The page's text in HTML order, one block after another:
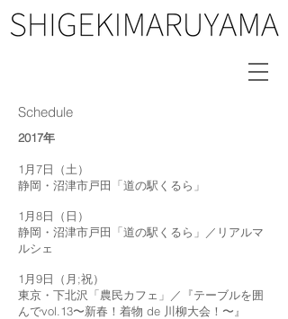
Schedule
2017年
1月7日（土）
静岡・沼津市戸田「道の駅くるら」
1月8日（日）
静岡・沼津市戸田「道の駅くるら」／リアルマ
ルシェ
1月9日（月;祝）
東京・下北沢「農民カフェ」／『テーブルを囲
んでvol.13〜新春！着物 de 川柳大会！〜』